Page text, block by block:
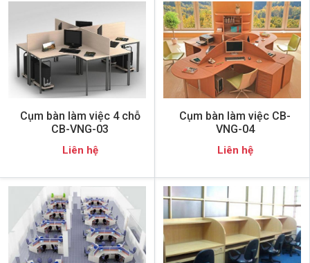
Cụm bàn làm việc 4 chỗ
CB-VNG-03
Liên hệ
Cụm bàn làm việc CB-
VNG-04
Liên hệ